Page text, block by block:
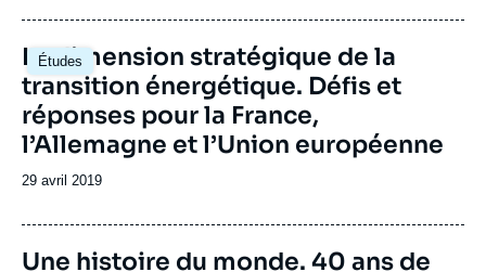
Études
Image
principale
La dimension stratégique de la
transition énergétique. Défis et
réponses pour la France,
l’Allemagne et l’Union européenne
Date
publication
29 avril 2019
Une histoire du monde. 40 ans de